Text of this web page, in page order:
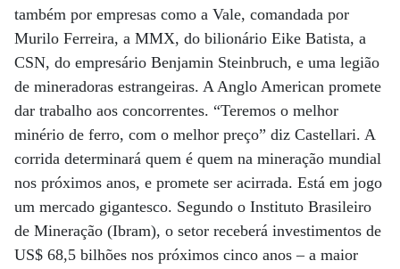
também por empresas como a Vale, comandada por
Murilo Ferreira, a MMX, do bilionário Eike Batista, a
CSN, do empresário Benjamin Steinbruch, e uma legião
de mineradoras estrangeiras. A Anglo American promete
dar trabalho aos concorrentes. “Teremos o melhor
minério de ferro, com o melhor preço” diz Castellari. A
corrida determinará quem é quem na mineração mundial
nos próximos anos, e promete ser acirrada. Está em jogo
um mercado gigantesco. Segundo o Instituto Brasileiro
de Mineração (Ibram), o setor receberá investimentos de
US$ 68,5 bilhões nos próximos cinco anos – a maior